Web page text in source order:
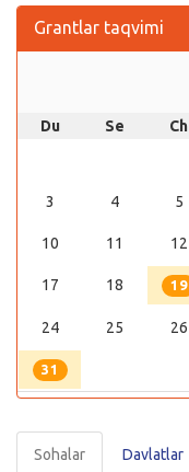
Grantlar taqvimi
Du Se Ch
3 4 5
10 11 12
17 18 19
24 25 26
31
Sohalar Davlatlar